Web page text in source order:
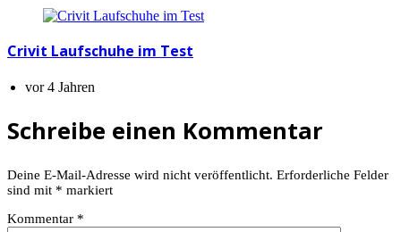
Crivit Laufschuhe im Test
vor 4 Jahren
Schreibe einen Kommentar
Deine E-Mail-Adresse wird nicht veröffentlicht. Erforderliche Felder
sind mit * markiert
Kommentar *